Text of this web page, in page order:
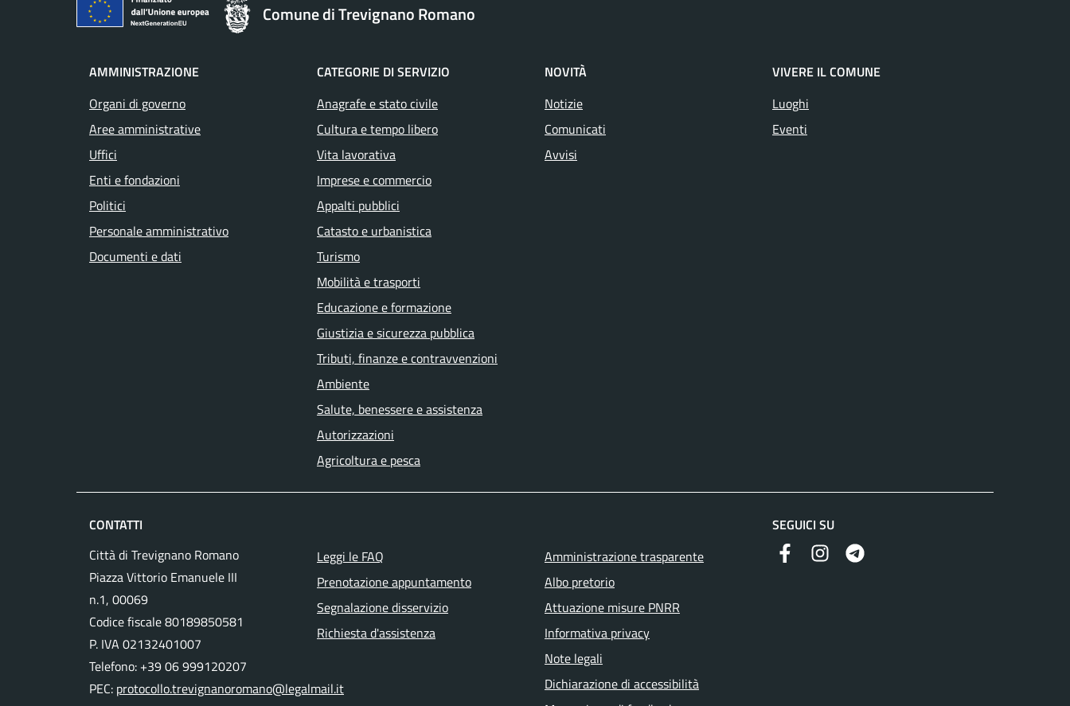
Comune di Trevignano Romano
AMMINISTRAZIONE
Organi di governo
Aree amministrative
Uffici
Enti e fondazioni
Politici
Personale amministrativo
Documenti e dati
CATEGORIE DI SERVIZIO
Anagrafe e stato civile
Cultura e tempo libero
Vita lavorativa
Imprese e commercio
Appalti pubblici
Catasto e urbanistica
Turismo
Mobilità e trasporti
Educazione e formazione
Giustizia e sicurezza pubblica
Tributi, finanze e contravvenzioni
Ambiente
Salute, benessere e assistenza
Autorizzazioni
Agricoltura e pesca
NOVITÀ
Notizie
Comunicati
Avvisi
VIVERE IL COMUNE
Luoghi
Eventi
CONTATTI
Città di Trevignano Romano
Piazza Vittorio Emanuele III
n.1, 00069
Codice fiscale 80189850581
P. IVA 02132401007
Telefono: +39 06 999120207
PEC: protocollo.trevignanoromano@legalmail.it
Leggi le FAQ
Prenotazione appuntamento
Segnalazione disservizio
Richiesta d'assistenza
Amministrazione trasparente
Albo pretorio
Attuazione misure PNRR
Informativa privacy
Note legali
Dichiarazione di accessibilità
SEGUICI SU
Facebook InstagramTelegram